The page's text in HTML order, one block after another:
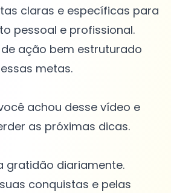
claras e específicas para
pessoal e profissional.
ação bem estruturado
metas.
achou desse vídeo e
as próximas dicas.
gratidão diariamente.
conquistas e pelas